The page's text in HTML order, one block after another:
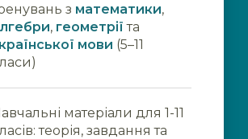
з математики,
, геометрії та
мови (5–11
матеріали для 1-11
теорія, завдання та